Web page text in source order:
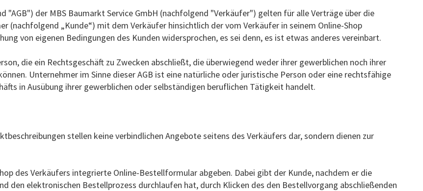
"AGB") der MBS Baumarkt Service GmbH (nachfolgend "Verkäufer") gelten für alle Verträge über die
(nachfolgend „Kunde“) mit dem Verkäufer hinsichtlich der vom Verkäufer in seinem Online-Shop
von eigenen Bedingungen des Kunden widersprochen, es sei denn, es ist etwas anderes vereinbart.
die ein Rechtsgeschäft zu Zwecken abschließt, die überwiegend weder ihrer gewerblichen noch ihrer
Unternehmer im Sinne dieser AGB ist eine natürliche oder juristische Person oder eine rechtsfähige
in Ausübung ihrer gewerblichen oder selbständigen beruflichen Tätigkeit handelt.
stellen keine verbindlichen Angebote seitens des Verkäufers dar, sondern dienen zur
des Verkäufers integrierte Online-Bestellformular abgeben. Dabei gibt der Kunde, nachdem er die
den elektronischen Bestellprozess durchlaufen hat, durch Klicken des den Bestellvorgang abschließenden